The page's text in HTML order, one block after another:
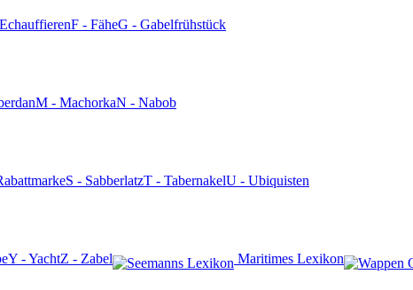
F - FäheG - Gabelfrühstück
M - MachorkaN - Nabob
S - SabberlatzT - TabernakelU - Ubiquisten
Y - YachtZ - Zabel ️ Maritimes Lexikon